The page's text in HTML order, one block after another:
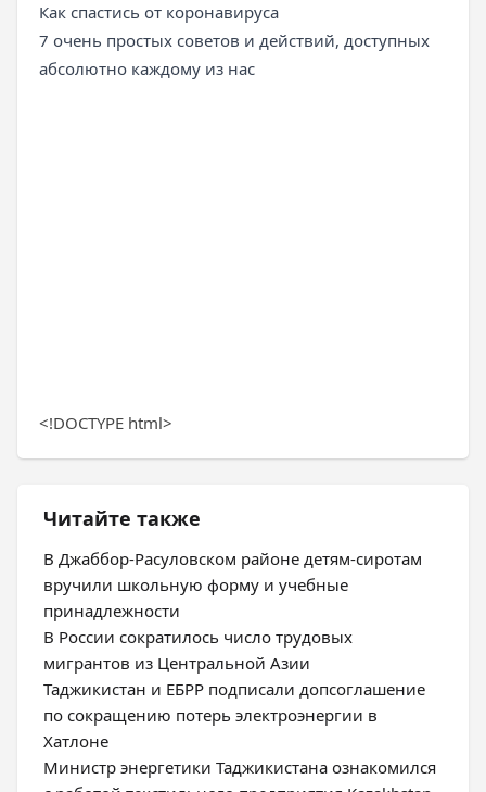
Как спастись от коронавируса
7 очень простых советов и действий, доступных
абсолютно каждому из нас
<!DOCTYPE html>
Читайте также
В Джаббор-Расуловском районе детям-сиротам
вручили школьную форму и учебные
принадлежности
В России сократилось число трудовых
мигрантов из Центральной Азии
Таджикистан и ЕБРР подписали допсоглашение
по сокращению потерь электроэнергии в
Хатлоне
Министр энергетики Таджикистана ознакомился